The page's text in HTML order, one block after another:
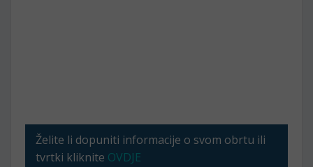
Želite li dopuniti informacije o svom obrtu ili
tvrtki kliknite OVDJE